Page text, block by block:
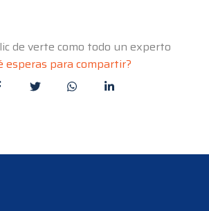
de verte como todo un experto
esperas para compartir?